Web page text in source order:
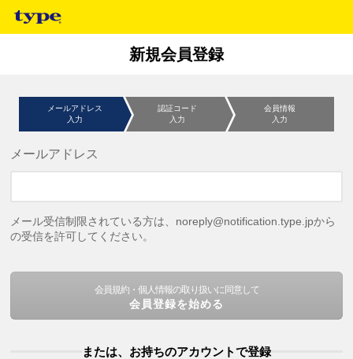
新規会員登録
メールアドレス
入力
認証コード
入力
会員情報
入力
メールアドレス
メール受信制限されている方は、noreply@notification.type.jpから
の受信を許可してください。
会員規約・個人情報の取り扱いに同意して
会員登録を始める
または、お持ちのアカウントで登録